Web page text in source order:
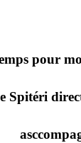
pour
Spitéri